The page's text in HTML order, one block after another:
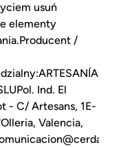
usuń
elementy
/
Ind. El
- C/ Artesans, 1E-
Valencia,